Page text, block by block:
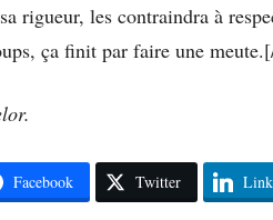
rigueur, les contraindra à
ça finit par faire une
Facebook Twitter